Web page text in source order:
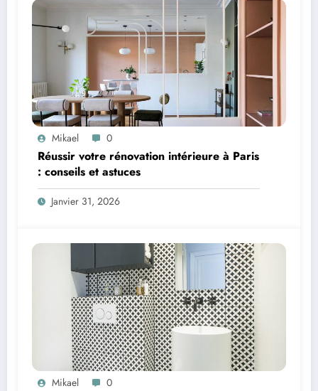
Mikael 0
Réussir votre rénovation intérieure à Paris
: conseils et astuces
Janvier 31, 2026
Mikael 0